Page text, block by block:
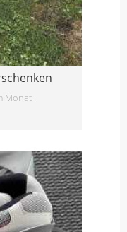
Monat